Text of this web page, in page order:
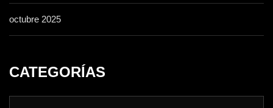
octubre 2025
CATEGORÍAS